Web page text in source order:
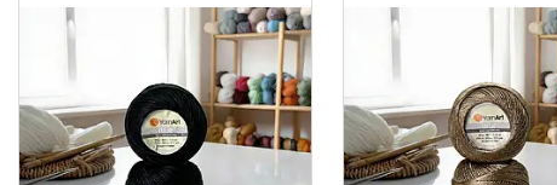
Ще 8